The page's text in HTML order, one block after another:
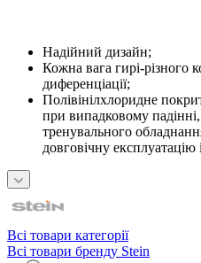
Надійний дизайн;
Кожна вага гирі-різного
диференціації;
Полівінілхлоридне
при випадковому
тренувального
довговічну експлуатацію
Всі товари категорії
Всі товари бренду Stein